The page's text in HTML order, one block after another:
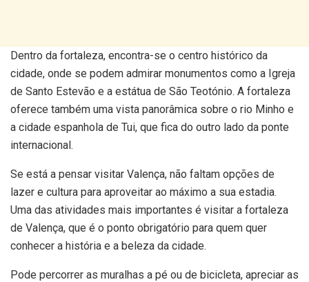
Dentro da fortaleza, encontra-se o centro histórico da
cidade, onde se podem admirar monumentos como a Igreja
de Santo Estevão e a estátua de São Teotónio. A fortaleza
oferece também uma vista panorâmica sobre o rio Minho e
a cidade espanhola de Tui, que fica do outro lado da ponte
internacional.
Se está a pensar visitar Valença, não faltam opções de
lazer e cultura para aproveitar ao máximo a sua estadia.
Uma das atividades mais importantes é visitar a fortaleza
de Valença, que é o ponto obrigatório para quem quer
conhecer a história e a beleza da cidade.
Pode percorrer as muralhas a pé ou de bicicleta, apreciar as